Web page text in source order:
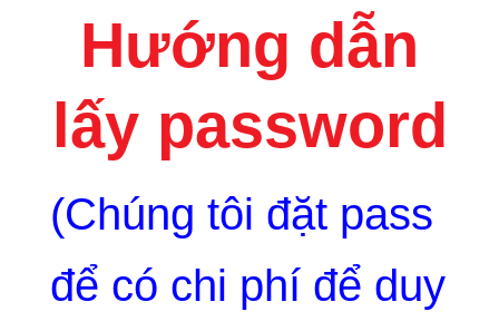
Hướng dẫn
lấy password
(Chúng tôi đặt pass
để có chi phí để duy